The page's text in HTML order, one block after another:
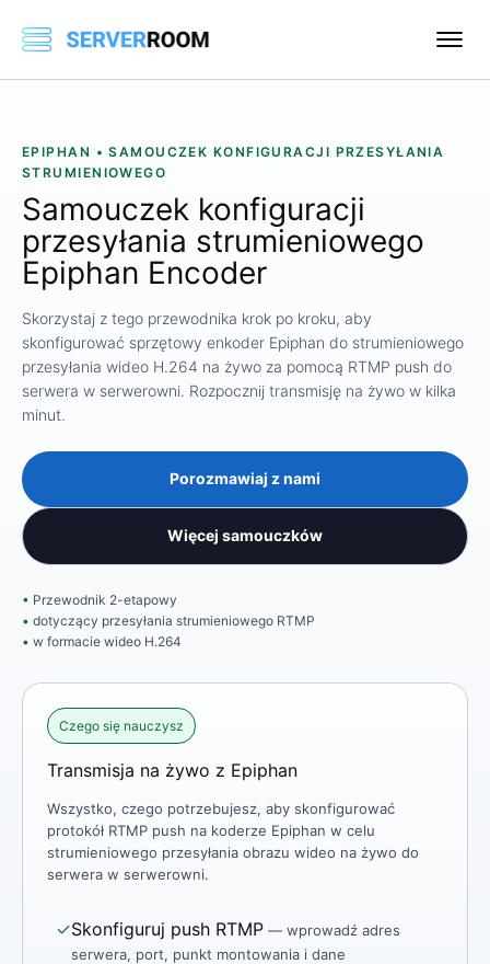
EPIPHAN • SAMOUCZEK KONFIGURACJI PRZESYŁANIA
STRUMIENIOWEGO
Samouczek konfiguracji
przesyłania strumieniowego
Epiphan Encoder
Skorzystaj z tego przewodnika krok po kroku, aby
skonfigurować sprzętowy enkoder Epiphan do strumieniowego
przesyłania wideo H.264 na żywo za pomocą RTMP push do
serwera w serwerowni. Rozpocznij transmisję na żywo w kilka
minut.
Porozmawiaj z nami
Więcej samouczków
Przewodnik 2-etapowy
dotyczący przesyłania strumieniowego RTMP
w formacie wideo H.264
Czego się nauczysz
Transmisja na żywo z Epiphan
Wszystko, czego potrzebujesz, aby skonfigurować
protokół RTMP push na koderze Epiphan w celu
strumieniowego przesyłania obrazu wideo na żywo do
serwera w serwerowni.
✓Skonfiguruj push RTMP — wprowadź adres
serwera, port, punkt montowania i dane